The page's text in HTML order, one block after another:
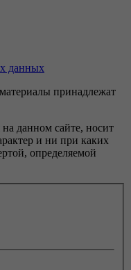
данных
принадлежат
данном сайте, носит
и ни при каких
определяемой